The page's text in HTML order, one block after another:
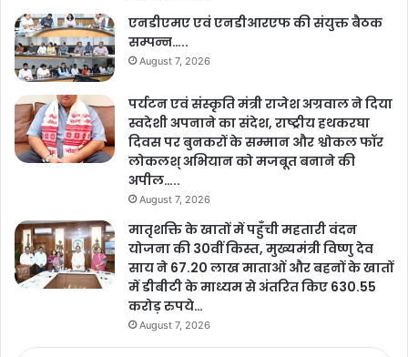
एनडीएमए एवं एनडीआरएफ की संयुक्त बैठक
सम्पन्न…..
August 7, 2026
पर्यटन एवं संस्कृति मंत्री राजेश अग्रवाल ने दिया
स्वदेशी अपनाने का संदेश, राष्ट्रीय हथकरघा
दिवस पर बुनकरों के सम्मान और श्वोकल फॉर
लोकलश् अभियान को मजबूत बनाने की
अपील…..
August 7, 2026
मातृशक्ति के खातों में पहुँची महतारी वंदन
योजना की 30वीं किस्त, मुख्यमंत्री विष्णु देव
साय ने 67.20 लाख माताओं और बहनों के खातों
में डीबीटी के माध्यम से अंतरित किए 630.55
करोड़ रुपये…
August 7, 2026